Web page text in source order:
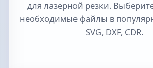
для лазерной резки.
необходимые файлы в
SVG, DXF, CDR.